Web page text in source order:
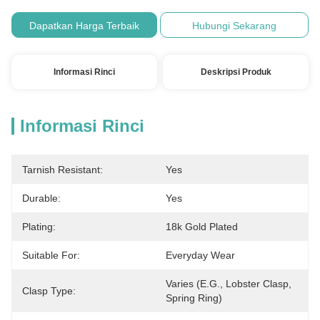
Dapatkan Harga Terbaik Hubungi Sekarang
Informasi Rinci Deskripsi Produk
Informasi Rinci
Tarnish Resistant: Yes
Durable: Yes
Plating: 18k Gold Plated
Suitable For: Everyday Wear
Clasp Type:
Varies (e.g., Lobster Clasp,
Spring Ring)